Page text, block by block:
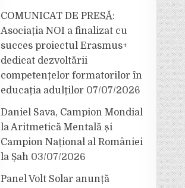
COMUNICAT DE PRESĂ:
Asociația NOI a finalizat cu
succes proiectul Erasmus+
dedicat dezvoltării
competențelor formatorilor în
educația adulților 07/07/2026
Daniel Sava, Campion Mondial
la Aritmetică Mentală și
Campion Național al României
la Șah 03/07/2026
Panel Volt Solar anunță